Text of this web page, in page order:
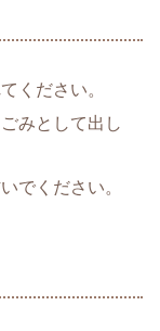
ください。
みとして出し
でください。